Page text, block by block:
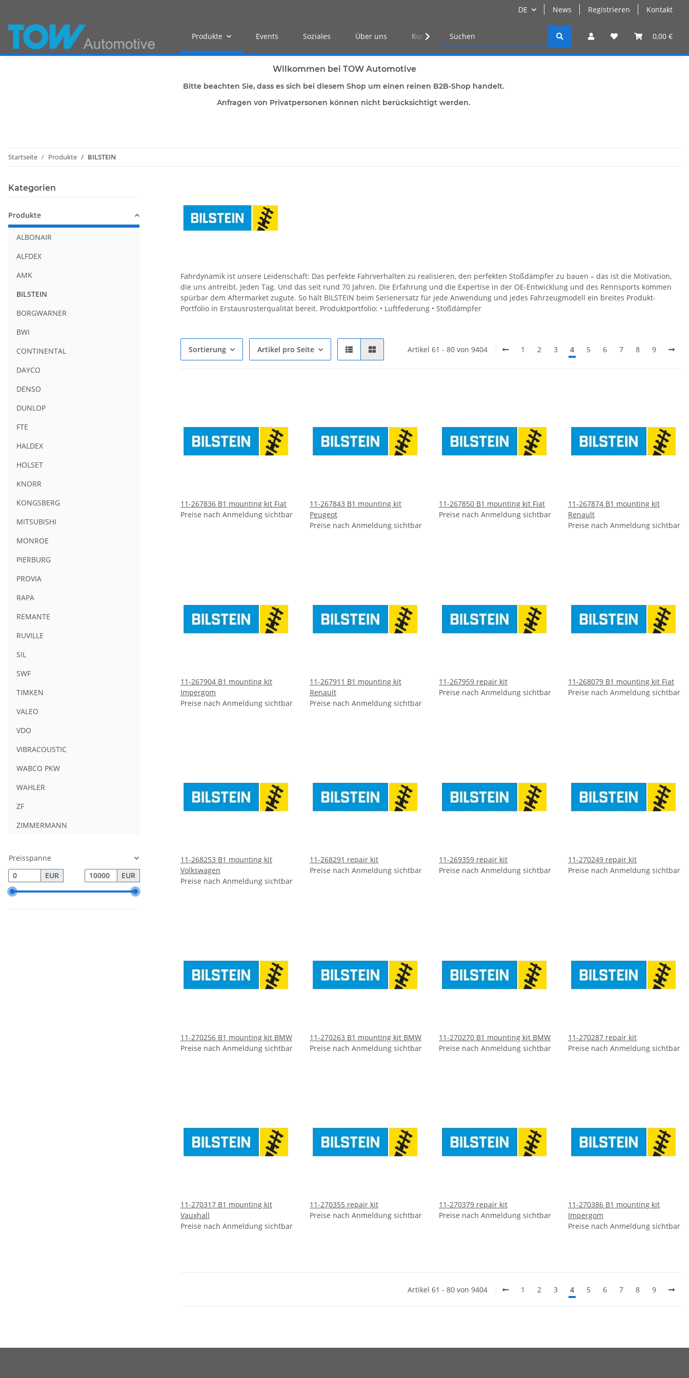
DE News Registrieren Kontakt
0,00 €
Produkte Events Soziales Über uns Kunden Log-in
Wilkommen bei TOW Automotive
Bitte beachten Sie, dass es sich bei diesem Shop um einen reinen B2B-Shop handelt.
Anfragen von Privatpersonen können nicht berücksichtigt werden.
Startseite Produkte BILSTEIN
Fahrdynamik ist unsere Leidenschaft: Das perfekte Fahrverhalten zu realisieren, den perfekten Stoßdämpfer zu bauen – das ist die Motivation,
die uns antreibt. Jeden Tag. Und das seit rund 70 Jahren. Die Erfahrung und die Expertise in der OE-Entwicklung und des Rennsports kommen
spürbar dem Aftermarket zugute. So hält BILSTEIN beim Serienersatz für jede Anwendung und jedes Fahrzeugmodell ein breites Produkt-
Portfolio in Erstausrüsterqualität bereit. Produktportfolio: • Luftfederung • Stoßdämpfer
Sortierung Artikel pro Seite Artikel 61 - 80 von 9404 1 2 3 4 5 6 7 8 9
11-267836 B1 mounting kit Fiat
Preise nach Anmeldung sichtbar
11-267843 B1 mounting kit
Peugeot
Preise nach Anmeldung sichtbar
11-267850 B1 mounting kit Fiat
Preise nach Anmeldung sichtbar
11-267874 B1 mounting kit
Renault
Preise nach Anmeldung sichtbar
11-267904 B1 mounting kit
Impergom
Preise nach Anmeldung sichtbar
11-267911 B1 mounting kit
Renault
Preise nach Anmeldung sichtbar
11-267959 repair kit
Preise nach Anmeldung sichtbar
11-268079 B1 mounting kit Fiat
Preise nach Anmeldung sichtbar
11-268253 B1 mounting kit
Volkswagen
Preise nach Anmeldung sichtbar
11-268291 repair kit
Preise nach Anmeldung sichtbar
11-269359 repair kit
Preise nach Anmeldung sichtbar
11-270249 repair kit
Preise nach Anmeldung sichtbar
11-270256 B1 mounting kit BMW
Preise nach Anmeldung sichtbar
11-270263 B1 mounting kit BMW
Preise nach Anmeldung sichtbar
11-270270 B1 mounting kit BMW
Preise nach Anmeldung sichtbar
11-270287 repair kit
Preise nach Anmeldung sichtbar
11-270317 B1 mounting kit
Vauxhall
Preise nach Anmeldung sichtbar
11-270355 repair kit
Preise nach Anmeldung sichtbar
11-270379 repair kit
Preise nach Anmeldung sichtbar
11-270386 B1 mounting kit
Impergom
Preise nach Anmeldung sichtbar
Artikel 61 - 80 von 9404 1 2 3 4 5 6 7 8 9
Kategorien
Produkte
ALBONAIR
ALFDEX
AMK
BILSTEIN
BORGWARNER
BWI
CONTINENTAL
DAYCO
DENSO
DUNLOP
FTE
HALDEX
HOLSET
KNORR
KONGSBERG
MITSUBISHI
MONROE
PIERBURG
PROVIA
RAPA
REMANTE
RUVILLE
SIL
SWF
TIMKEN
VALEO
VDO
VIBRACOUSTIC
WABCO PKW
WAHLER
ZF
ZIMMERMANN
Preisspanne
EUR
EUR